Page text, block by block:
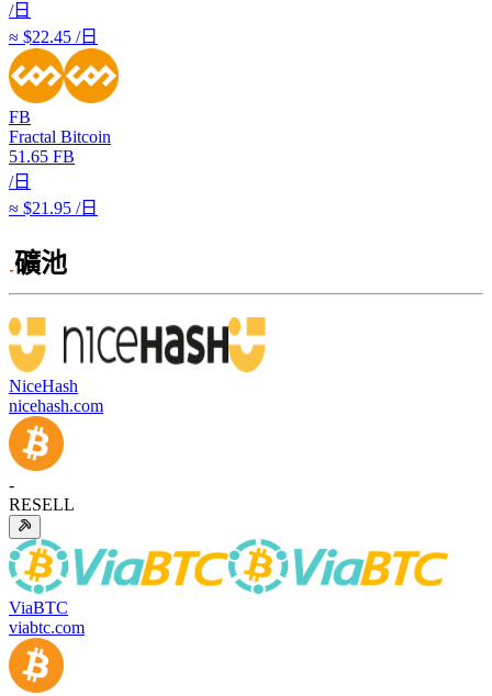
/日
≈ $22.45 /日
FB
Fractal Bitcoin
51.65 FB
/日
≈ $21.95 /日
礦池
NiceHash
nicehash.com
-
RESELL
ViaBTC
viabtc.com